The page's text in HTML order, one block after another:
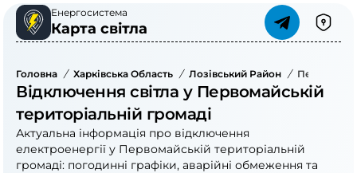
Енергосистема
Карта світла
Головна / Харківська Область / Лозівський Район /
Відключення світла у Первомайській
територіальній громаді
Актуальна інформація про відключення
електроенергії у Первомайській територіальній
громаді: погодинні графіки, аварійні обмеження та